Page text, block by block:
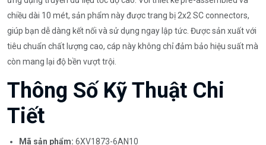
chiều dài 10 mét, sản phẩm này được trang bị 2x2 SC connectors,
giúp bạn dễ dàng kết nối và sử dụng ngay lập tức. Được sản xuất với
tiêu chuẩn chất lượng cao, cáp này không chỉ đảm bảo hiệu suất mà
còn mang lại độ bền vượt trội.
Thông Số Kỹ Thuật Chi
Tiết
Mã sản phẩm: 6XV1873-6AN10